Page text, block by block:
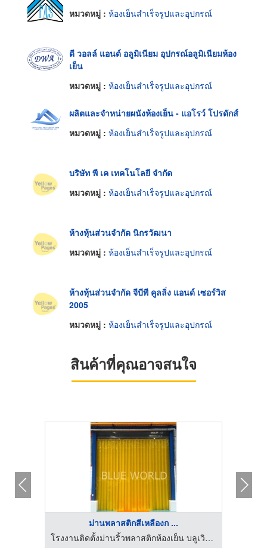
หมวดหมู่ : ห้องเย็นสำเร็จรูปและอุปกรณ์
ดี วอลล์ แอนด์ อลูมิเนียม อุปกรณ์อลูมิเนียมห้อง
เย็น
หมวดหมู่ : ห้องเย็นสำเร็จรูปและอุปกรณ์
ผลิตและจำหน่ายผนังห้องเย็น - แอโรว์ โปรดักส์
หมวดหมู่ : ห้องเย็นสำเร็จรูปและอุปกรณ์
บริษัท พี เค เทคโนโลยี จำกัด
หมวดหมู่ : ห้องเย็นสำเร็จรูปและอุปกรณ์
ห้างหุ้นส่วนจำกัด นิกรวัฒนา
หมวดหมู่ : ห้องเย็นสำเร็จรูปและอุปกรณ์
ห้างหุ้นส่วนจำกัด จีบีพี คูลลิ่ง แอนด์ เซอร์วิส
2005
หมวดหมู่ : ห้องเย็นสำเร็จรูปและอุปกรณ์
สินค้าที่คุณอาจสนใจ
ม่านพลาสติกสีเหลืองก ...
โรงงานติดตั้งม่านริ้วพลาสติกห้องเย็น บลูเวิลด์ เทรดดิ้ง